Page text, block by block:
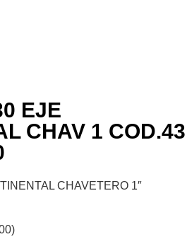
EJE
CHAV 1 COD.43
CHAVETERO 1″